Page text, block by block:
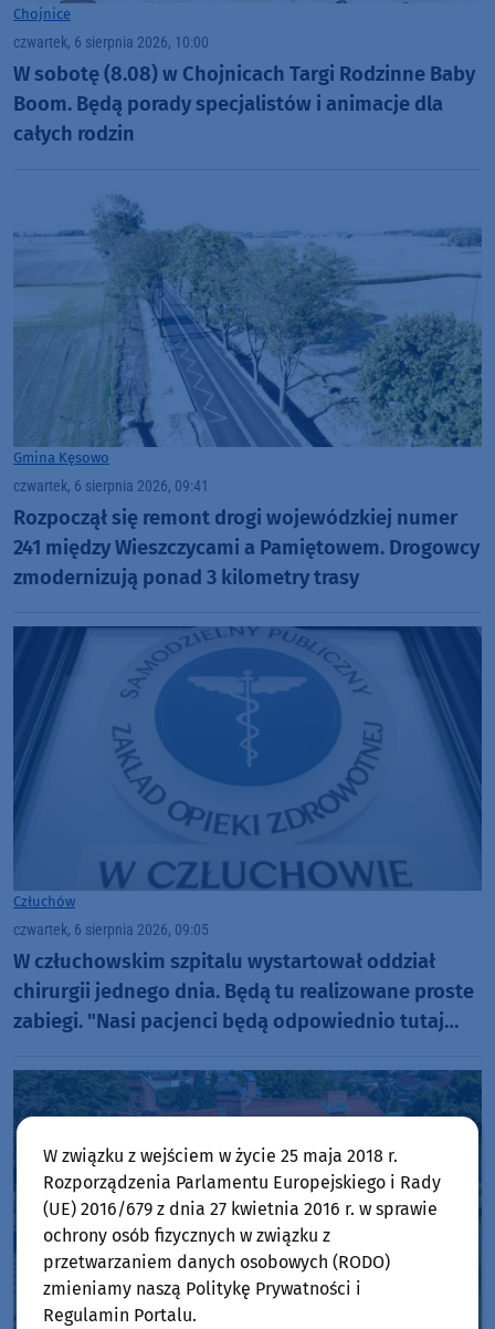
Chojnice
czwartek, 6 sierpnia 2026, 10:00
W sobotę (8.08) w Chojnicach Targi Rodzinne Baby
Boom. Będą porady specjalistów i animacje dla
całych rodzin
Gmina Kęsowo
czwartek, 6 sierpnia 2026, 09:41
Rozpoczął się remont drogi wojewódzkiej numer
241 między Wieszczycami a Pamiętowem. Drogowcy
zmodernizują ponad 3 kilometry trasy
Człuchów
czwartek, 6 sierpnia 2026, 09:05
W człuchowskim szpitalu wystartował oddział
chirurgii jednego dnia. Będą tu realizowane proste
zabiegi. "Nasi pacjenci będą odpowiednio tutaj
W związku z wejściem w życie 25 maja 2018 r.
Rozporządzenia Parlamentu Europejskiego i Rady
(UE) 2016/679 z dnia 27 kwietnia 2016 r. w sprawie
ochrony osób fizycznych w związku z
przetwarzaniem danych osobowych (RODO)
zmieniamy naszą Politykę Prywatności i
Regulamin Portalu.